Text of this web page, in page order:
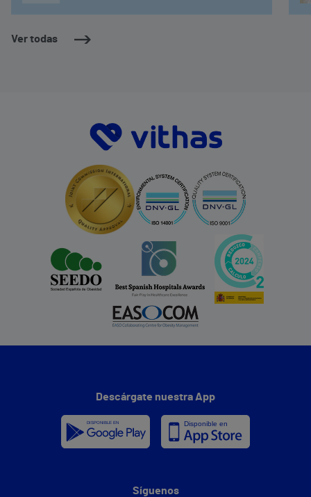
Ver todas
Descárgate nuestra App
Síguenos